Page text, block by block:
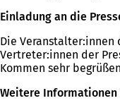
Einladung an die
Die Veranstalter:innen
Vertreter:innen der
Kommen sehr
Weitere